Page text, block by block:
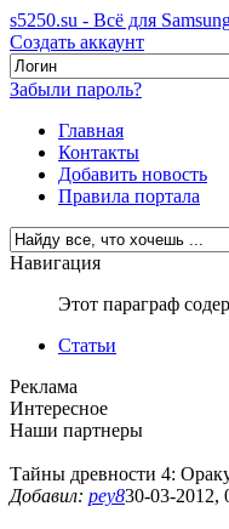
s5250.su - Всё для
Создать аккаунт
Забыли пароль?
Главная
Контакты
Добавить новость
Правила портала
Навигация
Этот параграф
Статьи
Реклама
Интересное
Наши партнеры
Тайны древности 4:
Добавил: pey830-03-2012,